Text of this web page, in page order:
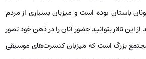
باستان بوده است و میزبان بسیاری از مردم
این تالار بتوانید حضور آنان را در ذهن خود تصور
مجتمع بزرگ است که میزبان کنسرت‌های موسیقی